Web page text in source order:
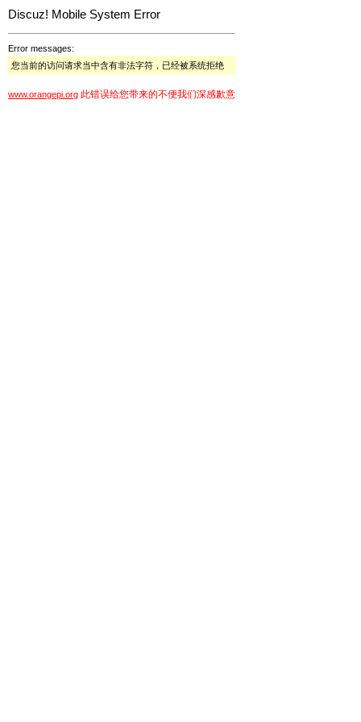
Discuz! Mobile System Error
Error messages:
您当前的访问请求当中含有非法字符，已经被系统拒绝
www.orangepi.org 此错误给您带来的不便我们深感歉意